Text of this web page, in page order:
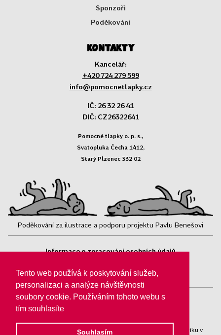
Tento web používá k poskytování služeb,
personalizaci a analýze návštěvnosti
soubory cookie. Používáním tohoto webu s
tím souhlasíte
Souhlasím
Sponzoři
Poděkování
Kontakty
Kancelář:
+420 724 279 599
info@pomocnetlapky.cz
IČ: 26 32 26 41
DIČ: CZ26322641
Pomocné tlapky o. p. s.,
Svatopluka Čecha 1412,
Starý Plzenec 332 02
Poděkování za ilustrace a podporu projektu Pavlu Benešovi
Informace o zpracování osobních údajů
Sledujte nás:
Pomocné tlapky o. p. s.® jsou registrovány v obchodním rejstříku v